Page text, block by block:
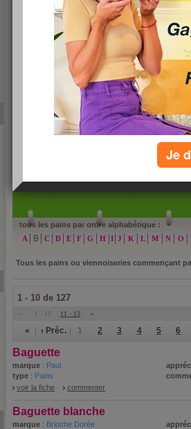
pains et viennoiseries de A à Z
Retrouvez tous les pains et viennoiseries classés
encore plus facilement. Cliquez sur une des
»
tous les pains par ordre alphabétique :
A
B C D E F G H I J K L M N O
Tous les pains ou viennoiseries commençant
1 - 10 de 127
« 1 - 10 11 - 13 »
« ‹ Préc. 1 2 3 4 5 6
Baguette
marque : Paul
type : Pains
voir la fiche
commenter
Baguette blanche
marque : Brioche Dorée
Je